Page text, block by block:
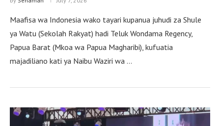
Maafisa wa Indonesia wako tayari kupanua juhudi za Shule
ya Watu (Sekolah Rakyat) hadi Teluk Wondama Regency,
Papua Barat (Mkoa wa Papua Magharibi), kufuatia
majadiliano kati ya Naibu Waziri wa …